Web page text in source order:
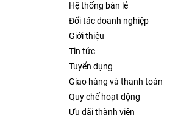
Hệ thống bán lẻ
Đối tác doanh nghiệp
Giới thiệu
Tin tức
Tuyển dụng
Giao hàng và thanh toán
Quy chế hoạt động
Ưu đãi thành viên